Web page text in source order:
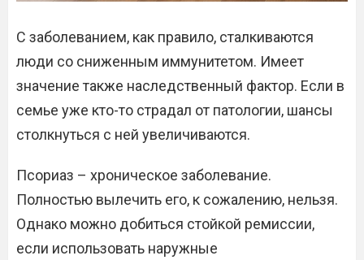
С заболеванием, как правило, сталкиваются
люди со сниженным иммунитетом. Имеет
значение также наследственный фактор. Если в
семье уже кто-то страдал от патологии, шансы
столкнуться с ней увеличиваются.
Псориаз – хроническое заболевание.
Полностью вылечить его, к сожалению, нельзя.
Однако можно добиться стойкой ремиссии,
если использовать наружные